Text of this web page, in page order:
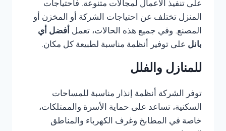
على تنفيذ الأعمال لمجالات متنوعة. فاحتياجات
المنزل تختلف عن احتياجات الشركة أو المخزن أو
المصنع. وفي جميع هذه الحالات، تعمل أفضل أي
بانل على توفير أنظمة مناسبة لطبيعة كل مكان.
للمنازل والفلل
توفر الشركة أنظمة إنذار مناسبة للمساحات
السكنية، تساعد على حماية الأسرة والممتلكات،
خاصة في المطابخ وغرف الكهرباء والمناطق